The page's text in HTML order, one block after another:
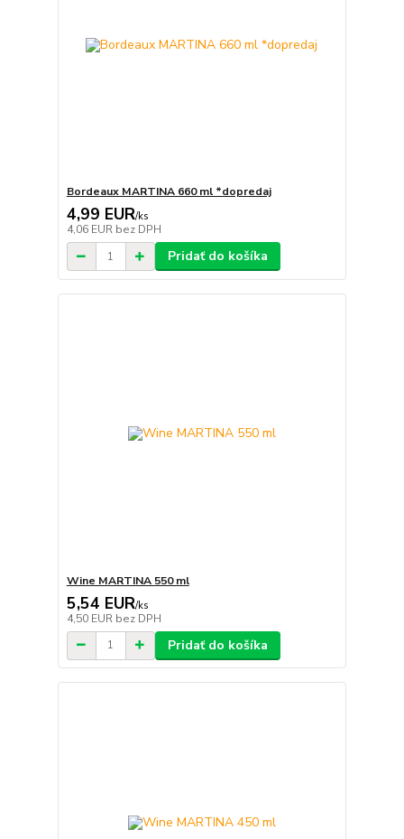
Bordeaux MARTINA 660 ml *dopredaj
4,99 EUR/ks
4,06 EUR bez DPH
Pridať do košíka
Wine MARTINA 550 ml
5,54 EUR/ks
4,50 EUR bez DPH
Pridať do košíka